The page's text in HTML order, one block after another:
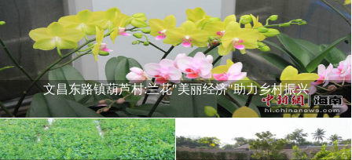
文昌东路镇葫芦村:兰花"美丽经济"助力乡村振兴